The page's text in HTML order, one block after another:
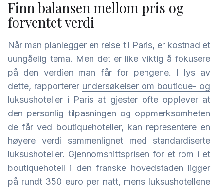
Finn balansen mellom pris og
forventet verdi
Når man planlegger en reise til Paris, er kostnad et
uungåelig tema. Men det er like viktig å fokusere
på den verdien man får for pengene. I lys av
dette, rapporterer undersøkelser om boutique- og
luksushoteller i Paris at gjester ofte opplever at
den personlig tilpasningen og oppmerksomheten
de får ved boutiquehoteller, kan representere en
høyere verdi sammenlignet med standardiserte
luksushoteller. Gjennomsnittsprisen for et rom i et
boutiquehotell i den franske hovedstaden ligger
på rundt 350 euro per natt, mens luksushotellene